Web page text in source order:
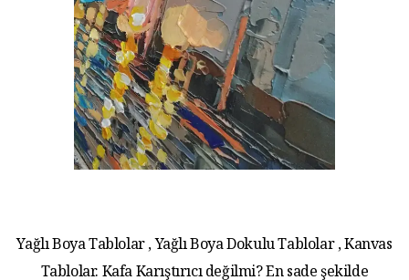
Yağlı Boya Tablolar , Yağlı Boya Dokulu Tablolar , Kanvas
Tablolar. Kafa Karıştırıcı değilmi? En sade şekilde